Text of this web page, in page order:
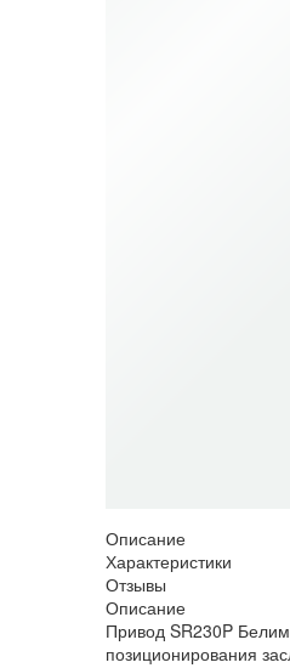
Описание
Характеристики
Отзывы
Описание
Привод SR230P
позиционирования